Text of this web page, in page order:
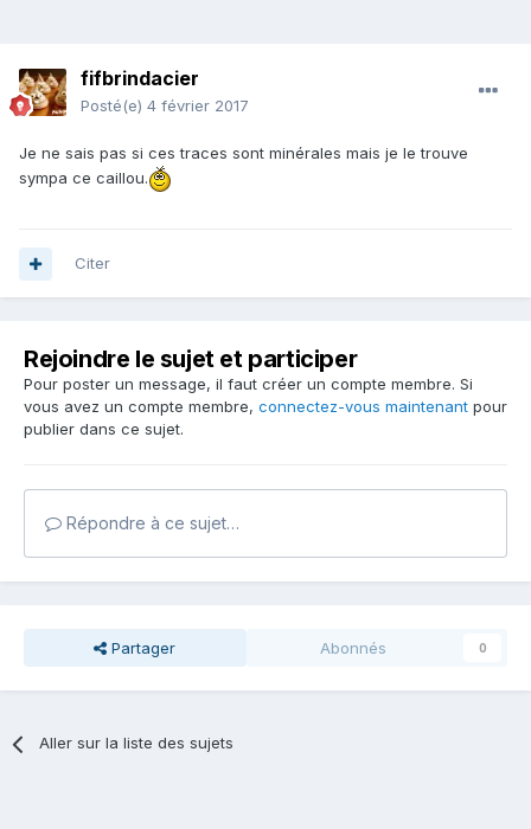
fifbrindacier
Posté(e) 4 février 2017
Je ne sais pas si ces traces sont minérales mais je le trouve
sympa ce caillou.
Citer
Rejoindre le sujet et participer
Pour poster un message, il faut créer un compte membre. Si
vous avez un compte membre, connectez-vous maintenant pour
publier dans ce sujet.
Répondre à ce sujet…
Partager Abonnés 0
Aller sur la liste des sujets